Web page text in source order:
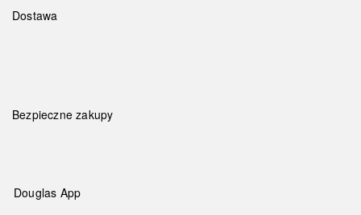
Dostawa
Bezpieczne zakupy
Douglas App